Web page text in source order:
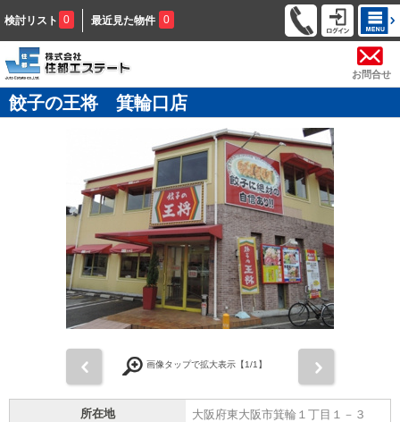
検討リスト 0 最近見た物件 0
お問合せ
餃子の王将 箕輪口店
画像タップで拡大表示【1/1】
所在地 大阪府東大阪市箕輪１丁目１－３